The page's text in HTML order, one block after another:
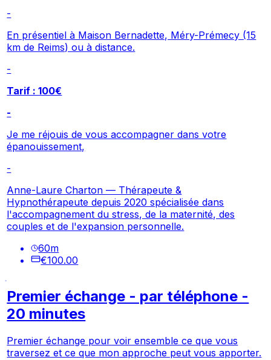
-
En présentiel à Maison Bernadette, Méry-Prémecy (15
km de Reims) ou à distance.
-
Tarif : 100€
-
Je me réjouis de vous accompagner dans votre
épanouissement,
-
Anne-Laure Charton — Thérapeute &
Hypnothérapeute depuis 2020 spécialisée dans
l'accompagnement du stress, de la maternité, des
couples et de l'expansion personnelle.
60m
€100.00
Premier échange - par téléphone -
20 minutes
Premier échange pour voir ensemble ce que vous
traversez et ce que mon approche peut vous apporter.